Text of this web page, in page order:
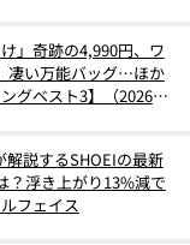
」奇跡の4,990円、ワ
凄い万能バッグ…ほか
グベスト3】（2026年
解説するSHOEIの最新
？浮き上がり13%減で
フェイス